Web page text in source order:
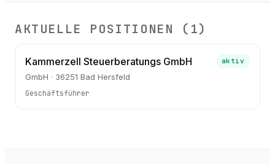
AKTUELLE POSITIONEN ( 1)
Kammerzell Steuerberatungs GmbH
GmbH · 36251 Bad Hersfeld
aktiv
Geschäftsführer